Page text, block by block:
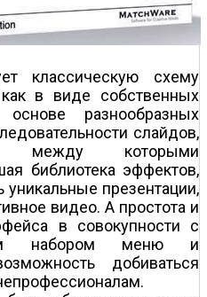
классическую схему
в виде собственных
разнообразных
слайдов,
между которыми
библиотека эффектов,
уникальные презентации,
видео. А простота и
в совокупности с
набором меню и
добиваться